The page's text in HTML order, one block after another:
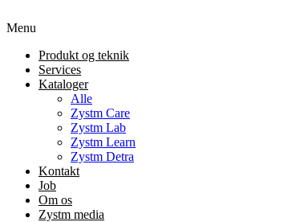
Menu
Produkt og teknik
Services
Kataloger
Alle
Zystm Care
Zystm Lab
Zystm Learn
Zystm Detra
Kontakt
Job
Om os
Zystm media